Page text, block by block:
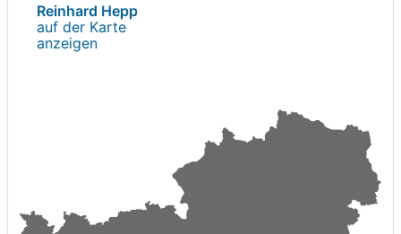
Reinhard Hepp
auf der Karte
anzeigen